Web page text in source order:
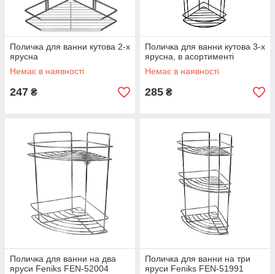
Поличка для ванни кутова 2-х
ярусна
Немає в наявності
247 ₴
Поличка для ванни кутова 3-х
ярусна, в асортименті
Немає в наявності
285 ₴
Поличка для ванни на два
яруси Feniks FEN-52004
Поличка для ванни на три
яруси Feniks FEN-51991